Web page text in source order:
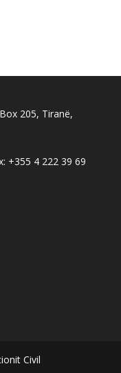
205, Tiranë,
+355 4 222 39 69
Civil